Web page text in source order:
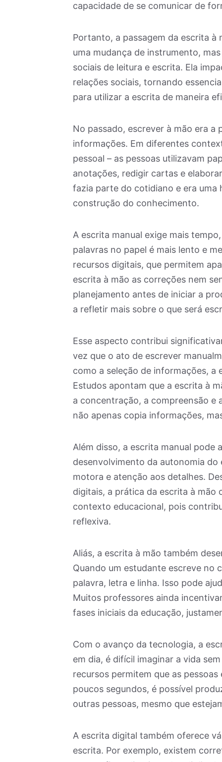
capacidade de se comunicar de
Portanto, a passagem da escrita à
uma mudança de instrumento,
sociais de leitura e escrita. Ela
relações sociais, tornando
para utilizar a escrita de maneira
No passado, escrever à mão era
informações. Em diferentes
pessoal – as pessoas utilizavam
anotações, redigir cartas e
fazia parte do cotidiano e era uma
construção do conhecimento.
A escrita manual exige mais
palavras no papel é mais lento e
recursos digitais, que permitem
escrita à mão as correções nem
planejamento antes de iniciar a
a refletir mais sobre o que será
Esse aspecto contribui
vez que o ato de escrever
como a seleção de informações, a
Estudos apontam que a escrita à
a concentração, a compreensão e
não apenas copia informações,
Além disso, a escrita manual pode
desenvolvimento da autonomia
motora e atenção aos detalhes.
digitais, a prática da escrita à mão
contexto educacional, pois
reflexiva.
Aliás, a escrita à mão também
Quando um estudante escreve no
palavra, letra e linha. Isso pode
Muitos professores ainda
fases iniciais da educação,
Com o avanço da tecnologia, a
em dia, é difícil imaginar a vida
recursos permitem que as
poucos segundos, é possível
outras pessoas, mesmo que
A escrita digital também oferece
escrita. Por exemplo, existem